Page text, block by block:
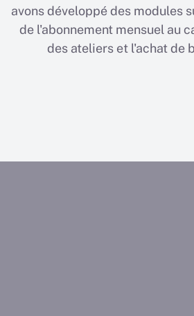
avons développé des modules
de l'abonnement mensuel au
des ateliers et l'achat de